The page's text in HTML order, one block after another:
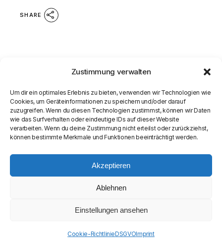
Zustimmung verwalten
Um dir ein optimales Erlebnis zu bieten, verwenden wir Technologien wie
Cookies, um Geräteinformationen zu speichern und/oder darauf
zuzugreifen. Wenn du diesen Technologien zustimmst, können wir Daten
wie das Surfverhalten oder eindeutige IDs auf dieser Website
verarbeiten. Wenn du deine Zustimmung nicht erteilst oder zurückziehst,
können bestimmte Merkmale und Funktionen beeinträchtigt werden.
Akzeptieren
Ablehnen
Einstellungen ansehen
Cookie-RichtlinieDSGVOImprint
SHARE